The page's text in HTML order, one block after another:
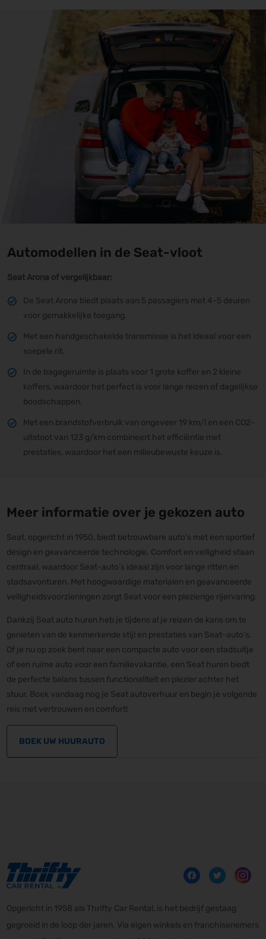
Automodellen in de Seat-vloot
Seat Arona of vergelijkbaar:
De Seat Arona biedt plaats aan 5 passagiers met 4-5 deuren
voor gemakkelijke toegang.
Met een handgeschakelde transmissie is het ideaal voor een
soepele rit.
In de bagageruimte is plaats voor 1 grote koffer en 2 kleine
koffers, waardoor het perfect is voor lange reizen of dagelijkse
boodschappen.
Met een brandstofverbruik van ongeveer 19 km/l en een CO2-
uitstoot van 123 g/km combineert het efficiëntie met
prestaties, waardoor het een milieubewuste keuze is.
Meer informatie over je gekozen auto
Seat, opgericht in 1950, biedt betrouwbare auto’s met een sportief
design en geavanceerde technologie. Comfort en veiligheid staan
centraal, waardoor Seat-auto’s ideaal zijn voor lange ritten en
stadsavonturen. Met hoogwaardige materialen en geavanceerde
veiligheidsvoorzieningen zorgt Seat voor een plezierige rijervaring.
Dankzij Seat auto huren heb je tijdens al je reizen de kans om te
genieten van de kenmerkende stijl en prestaties van Seat-auto’s.
Of je nu op zoek bent naar een compacte auto voor een stadsuitje
of een ruime auto voor een familievakantie, een Seat huren biedt
de perfecte balans tussen functionaliteit en plezier achter het
stuur. Boek vandaag nog je Seat autoverhuur en begin je volgende
reis met vertrouwen en comfort!
BOEK UW HUURAUTO
Opgericht in 1958 als Thrifty Car Rental, is het bedrijf gestaag
gegroeid in de loop der jaren. Via eigen winkels en franchisenemers